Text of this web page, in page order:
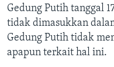
Gedung Putih tanggal
tidak dimasukkan
Gedung Putih tidak
apapun terkait hal ini.